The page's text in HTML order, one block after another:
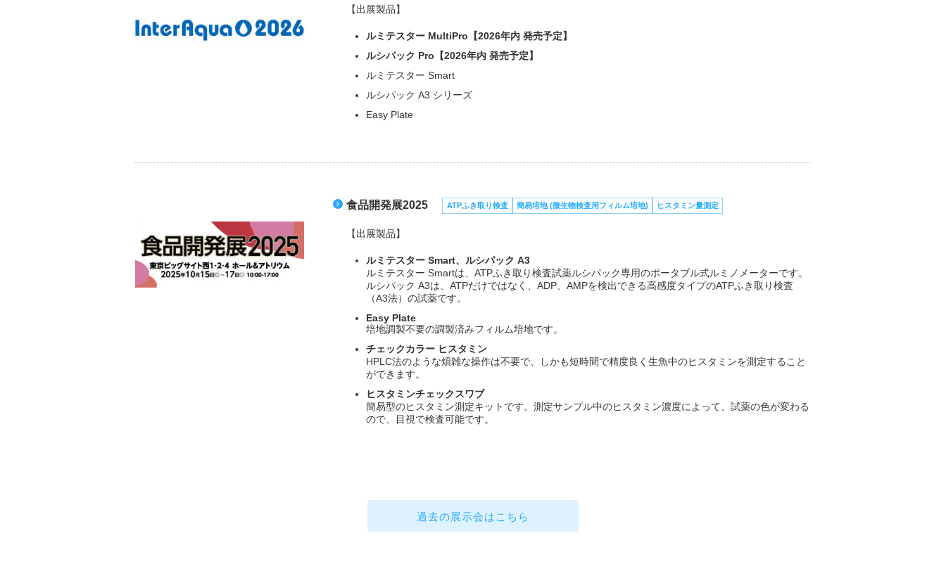
【出展製品】
ルミテスター MultiPro【2026年内 発売予定】
ルシパック Pro【2026年内 発売予定】
ルミテスター Smart
ルシパック A3 シリーズ
Easy Plate
食品開発展2025 ATPふき取り検査 簡易培地 (微生物検査用フィルム培地) ヒスタミン量測定
【出展製品】
ルミテスター Smart、ルシパック A3
ルミテスター Smartは、ATPふき取り検査試薬ルシパック専用のポータブル式ルミノメーターです。
ルシパック A3は、ATPだけではなく、ADP、AMPを検出できる高感度タイプのATPふき取り検査
（A3法）の試薬です。
Easy Plate
培地調製不要の調製済みフィルム培地です。
チェックカラー ヒスタミン
HPLC法のような煩雑な操作は不要で、しかも短時間で精度良く生魚中のヒスタミンを測定すること
ができます。
ヒスタミンチェックスワブ
簡易型のヒスタミン測定キットです。測定サンプル中のヒスタミン濃度によって、試薬の色が変わる
ので、目視で検査可能です。
過去の展示会はこちら